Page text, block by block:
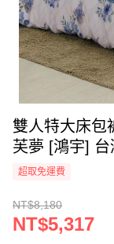
雙人特大床包被套
芙夢 [鴻宇]
超取免運費
NT$8,180
NT$5,317